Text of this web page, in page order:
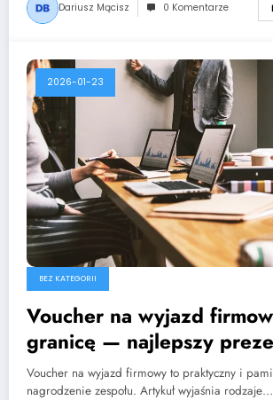
Dariusz Mącisz 0 Komentarze
2026-01-23
BEZ KATEGORII
Voucher na wyjazd
granicę — najlepszy
zespołu
Voucher na wyjazd firmowy to praktyczny i
nagrodzenie zespołu. Artykuł wyjaśnia rodzaje…